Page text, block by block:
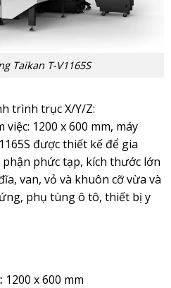
Taikan T-V1165S
trình trục X/Y/Z:
1200 x 600 mm, máy
được thiết kế để gia
phức tạp, kích thước lớn
van, vỏ và khuôn cỡ vừa và
phụ tùng ô tô, thiết bị y
1200 x 600 mm